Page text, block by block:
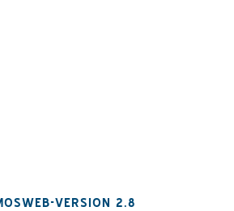
VERSION 2.8